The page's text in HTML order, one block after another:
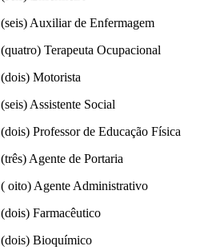
Auxiliar de Enfermagem
Terapeuta Ocupacional
Motorista
Assistente Social
Professor de Educação Física
Agente de Portaria
oito) Agente Administrativo
Farmacêutico
Bioquímico